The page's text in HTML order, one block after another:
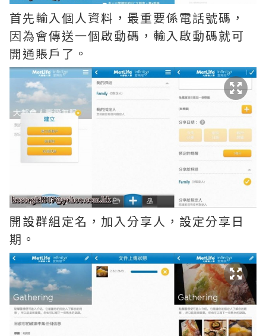
首先輸入個人資料，最重要係電話號碼，
因為會傳送一個啟動碼，輸入啟動碼就可
開通賬戶了。
開設群組定名，加入分享人，設定分享日
期。